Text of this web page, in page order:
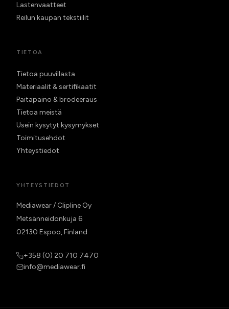
Lastenvaatteet
Reilun kaupan tekstiilit
TIETOA
Tietoa puuvillasta
Materiaalit & sertifikaatit
Paitapaino & brodeeraus
Tietoa meistä
Usein kysytyt kysymykset
Toimitusehdot
Yhteystiedot
YHTEYSTIEDOT
Mediawear / Clipline Oy
Metsänneidonkuja 6
02130 Espoo, Finland
+358 (0) 20 710 7470
info@mediawear.fi